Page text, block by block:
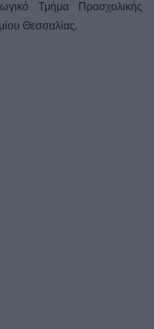
Τμήμα Προσχολικής
Θεσσαλίας.